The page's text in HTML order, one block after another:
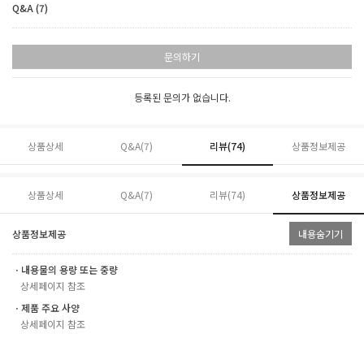
Q&A (7)
문의하기
등록된 문의가 없습니다.
상품상세 Q&A(7) 리뷰(74) 상품정보제공
상품상세 Q&A(7) 리뷰(74) 상품정보제공
상품정보제공 내용숨기기
ㆍ내용물의 용량 또는 중량
상세페이지 참조
ㆍ제품 주요 사양
상세페이지 참조